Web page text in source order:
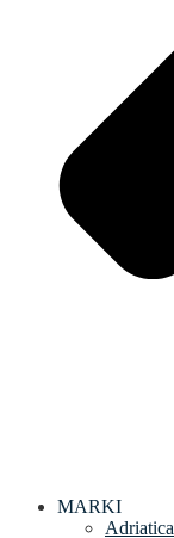
MARKI
Adriatica